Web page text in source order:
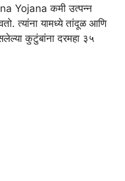
Yojana कमी उत्पन्न
त्यांना यामध्ये तांदूळ आणि
कुटुंबांना दरमहा ३५